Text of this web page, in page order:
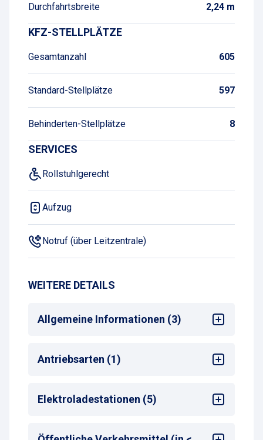
Durchfahrtsbreite 2,24 m
KFZ-STELLPLÄTZE
Gesamtanzahl 605
Standard-Stellplätze 597
Behinderten-Stellplätze 8
SERVICES
Rollstuhlgerecht
Aufzug
Notruf (über Leitzentrale)
WEITERE DETAILS
Allgemeine Informationen (3)
Mehrsprachige Bedienung am
Zahlautomaten
Max. Parkdauer: max. 30 Tage
Antriebsarten (1)
Alle
Elektroladestationen (5)
Anzahl Ladepunkte